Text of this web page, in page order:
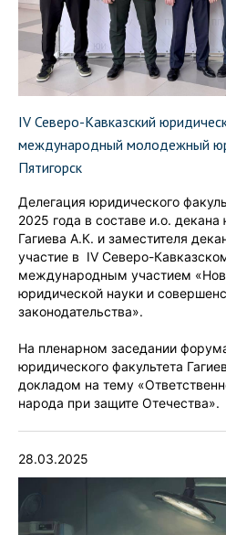
IV Северо-Кавказский
международный молодежный
Пятигорск
Делегация юридического
2025 года в составе и.о. декана
Гагиева А.К. и заместителя
участие в IV Северо-
международным участием
юридической науки и
законодательства».
На пленарном заседании
юридического факультета
докладом на тему
народа при защите Отечества».
28.03.2025